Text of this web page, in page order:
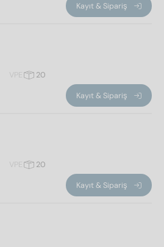
Kayıt & Sipariş
VPE
20
Kayıt & Sipariş
VPE
20
Kayıt & Sipariş